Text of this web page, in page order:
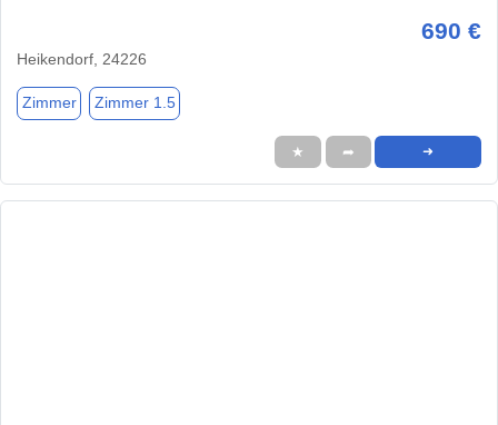
690 €
Heikendorf, 24226
Zimmer Zimmer 1.5
★ ➦ ➜